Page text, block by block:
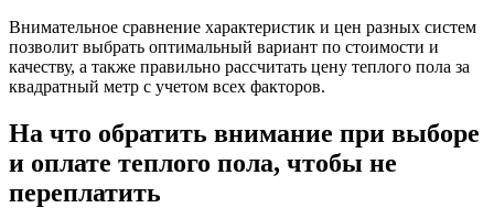
Внимательное сравнение характеристик и цен разных систем
позволит выбрать оптимальный вариант по стоимости и
качеству, а также правильно рассчитать цену теплого пола за
квадратный метр с учетом всех факторов.
На что обратить внимание при выборе
и оплате теплого пола, чтобы не
переплатить